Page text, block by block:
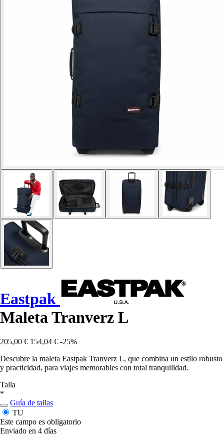
Eastpak
Maleta Tranverz L
205,00 € 154,04 € -25%
Descubre la maleta Eastpak Tranverz L, que combina un estilo robusto
y practicidad, para viajes memorables con total tranquilidad.
Talla
*
Guía de tallas
TU
Este campo es obligatorio
Enviado en 4 días